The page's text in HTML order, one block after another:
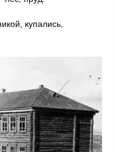
купались,